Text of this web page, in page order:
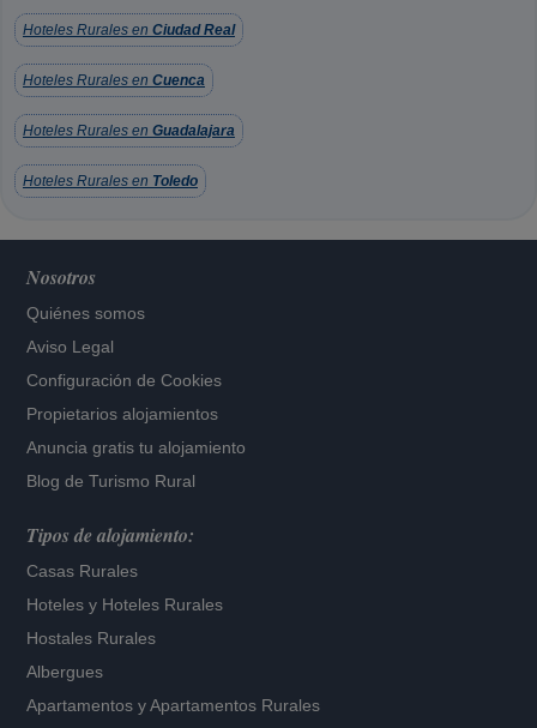
Hoteles Rurales en Ciudad Real
Hoteles Rurales en Cuenca
Hoteles Rurales en Guadalajara
Hoteles Rurales en Toledo
Nosotros
Quiénes somos
Aviso Legal
Configuración de Cookies
Propietarios alojamientos
Anuncia gratis tu alojamiento
Blog de Turismo Rural
Tipos de alojamiento:
Casas Rurales
Hoteles y Hoteles Rurales
Hostales Rurales
Albergues
Apartamentos yApartamentos Rurales